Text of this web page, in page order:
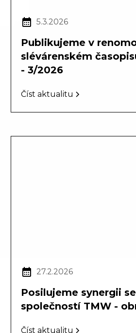
5.3.2026
Publikujeme v
slévárenském
- 3/2026
Číst aktualitu
27.2.2026
Posilujeme synergii
společností TMW -
Číst aktualitu